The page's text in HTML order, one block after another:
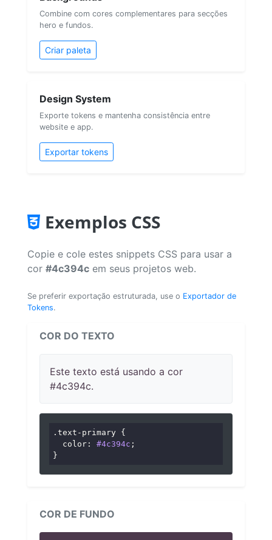
Combine com cores complementares para secções
hero e fundos.
Criar paleta
Design System
Exporte tokens e mantenha consistência entre
website e app.
Exportar tokens
Exemplos CSS
Copie e cole estes snippets CSS para usar a
cor #4c394c em seus projetos web.
Se preferir exportação estruturada, use o Exportador de
Tokens.
COR DO TEXTO
Este texto está usando a cor
#4c394c.
.text-primary {
color : #4c394c ;
}
COR DE FUNDO